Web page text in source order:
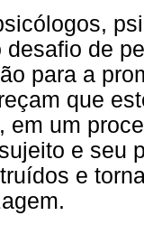
desafio de
para a
que
em um
e seu
e